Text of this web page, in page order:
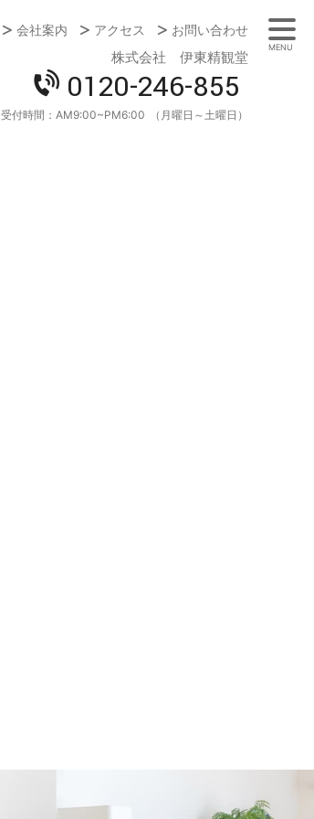
会社案内
アクセス お問い合わせ
株式会社 伊東精観堂
0120-246-855
受付時間： AM9:00~PM6:00 （月曜日～土曜日）
MENU